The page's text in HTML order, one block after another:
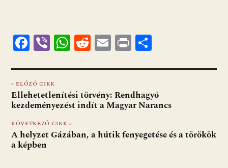
F
e
b
o
o
k
Vi
er
W
at
s
A
p
p
R
d
di
t
E
ai
l
Pr
t za
m
e
« ELŐZŐ CIKK
Ellehetetlenítési törvény: Rendhagyó
kezdeményezést indít a Magyar Narancs
KÖVETKEZŐ CIKK »
A helyzet Gázában, a hútik fenyegetése és a törökök
a képben